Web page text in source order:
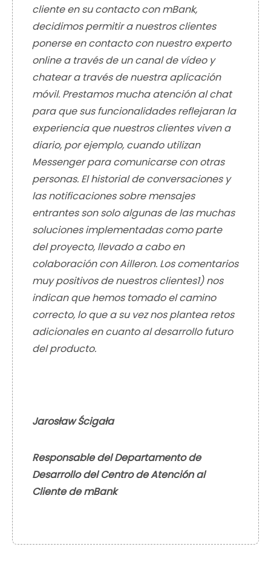
cliente en su contacto con mBank,
decidimos permitir a nuestros clientes
ponerse en contacto con nuestro experto
online a través de un canal de vídeo y
chatear a través de nuestra aplicación
móvil. Prestamos mucha atención al chat
para que sus funcionalidades reflejaran la
experiencia que nuestros clientes viven a
diario, por ejemplo, cuando utilizan
Messenger para comunicarse con otras
personas. El historial de conversaciones y
las notificaciones sobre mensajes
entrantes son solo algunas de las muchas
soluciones implementadas como parte
del proyecto, llevado a cabo en
colaboración con Ailleron. Los comentarios
muy positivos de nuestros clientes1) nos
indican que hemos tomado el camino
correcto, lo que a su vez nos plantea retos
adicionales en cuanto al desarrollo futuro
del producto.
Jarosław Ścigała
Responsable del Departamento de
Desarrollo del Centro de Atención al
Cliente de mBank